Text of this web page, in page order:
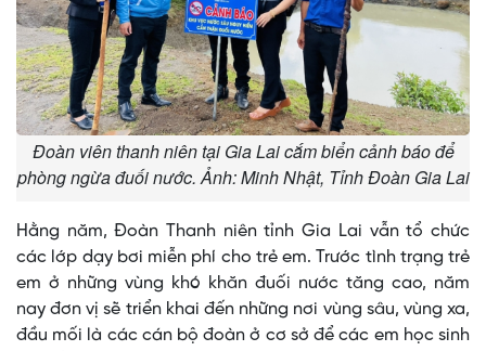
Đoàn viên thanh niên tại Gia Lai cắm biển cảnh báo để
phòng ngừa đuối nước. Ảnh: Minh Nhật, Tỉnh Đoàn Gia Lai
Hằng năm, Đoàn Thanh niên tỉnh Gia Lai vẫn tổ chức
các lớp dạy bơi miễn phí cho trẻ em. Trước tình trạng trẻ
em ở những vùng khó khăn đuối nước tăng cao, năm
nay đơn vị sẽ triển khai đến những nơi vùng sâu, vùng xa,
đầu mối là các cán bộ đoàn ở cơ sở để các em học sinh